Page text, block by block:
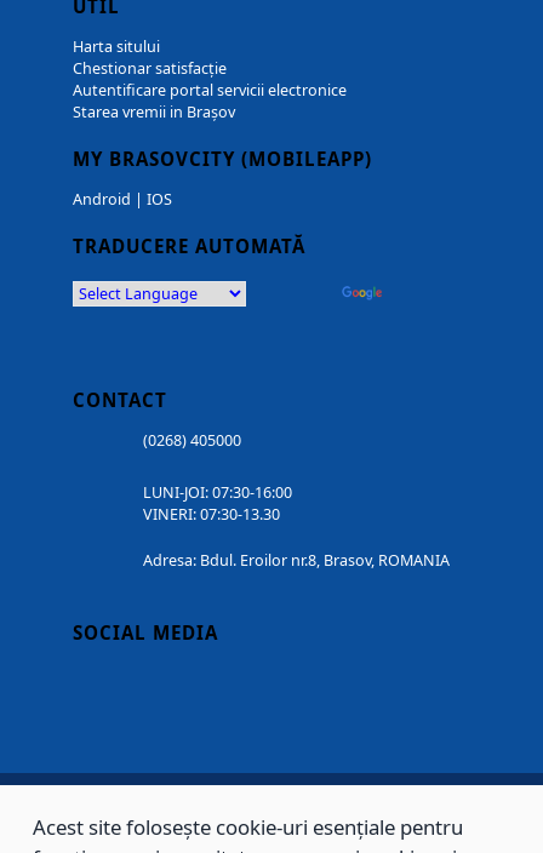
UTIL
Harta sitului
Chestionar satisfacție
Autentificare portal servicii electronice
Starea vremii in Brașov
MY BRASOVCITY (MOBILEAPP)
Android | IOS
TRADUCERE AUTOMATĂ
CONTACT
(0268) 405000
LUNI-JOI: 07:30-16:00
VINERI: 07:30-13.30
Adresa: Bdul. Eroilor nr.8, Brasov, ROMANIA
SOCIAL MEDIA
Acest site folosește cookie-uri esențiale pentru